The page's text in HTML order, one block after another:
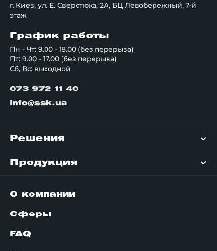
г. Киев, ул. Е. Сверстюка, 2А, БЦ Левобережный, 7-й
этаж
График работы
Пн - Чт: 9.00 - 18.00 (без перерыва)
Пт: 9.00 - 17.00 (без перерыва)
Сб, Вс: выходной
073 972 11 40
info@ssk.ua
Решения
Продукция
О компании
Сферы
FAQ